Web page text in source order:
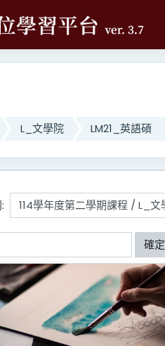
L_文學院 LM21_英語碩
確定